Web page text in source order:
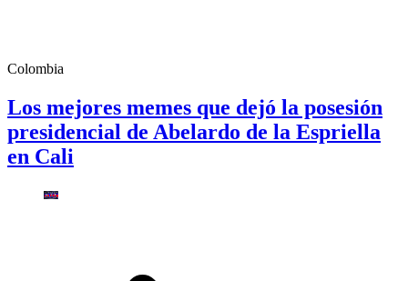
Colombia
Los mejores memes que dejó la posesión
presidencial de Abelardo de la Espriella
en Cali